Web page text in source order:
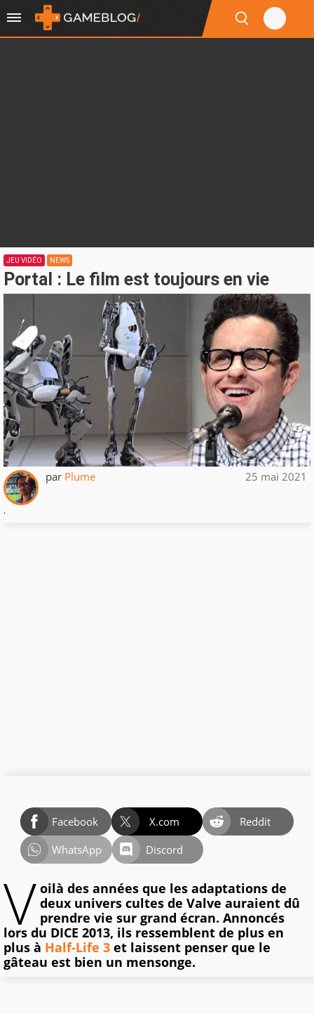
JEU VIDÉO NEWS
Portal : Le film est toujours en vie
par Plume 25 mai 2021
.
Facebook X.com
Reddit
WhatsApp
Discord
V oilà des années que les adaptations de
deux univers cultes de Valve auraient dû
prendre vie sur grand écran. Annoncés
lors du DICE 2013, ils ressemblent de plus en
plus à Half-Life 3 et laissent penser que le
gâteau est bien un mensonge.